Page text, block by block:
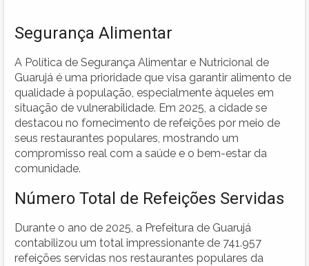
Segurança Alimentar
A Política de Segurança Alimentar e Nutricional de
Guarujá é uma prioridade que visa garantir alimento de
qualidade à população, especialmente àqueles em
situação de vulnerabilidade. Em 2025, a cidade se
destacou no fornecimento de refeições por meio de
seus restaurantes populares, mostrando um
compromisso real com a saúde e o bem-estar da
comunidade.
Número Total de Refeições Servidas
Durante o ano de 2025, a Prefeitura de Guarujá
contabilizou um total impressionante de 741.957
refeições servidas nos restaurantes populares da